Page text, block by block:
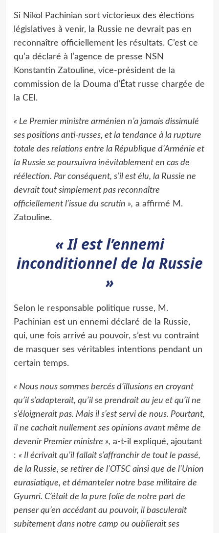
Si Nikol Pachinian sort victorieux des élections
législatives à venir, la Russie ne devrait pas en
reconnaître officiellement les résultats. C’est ce
qu’a déclaré à l’agence de presse NSN
Konstantin Zatouline, vice-président de la
commission de la Douma d’État russe chargée de
la CEI.
« Le Premier ministre arménien n’a jamais dissimulé
ses positions anti-russes, et la tendance à la rupture
totale des relations entre la République d’Arménie et
la Russie se poursuivra inévitablement en cas de
réélection. Par conséquent, s’il est élu, la Russie ne
devrait tout simplement pas reconnaître
officiellement l’issue du scrutin », a affirmé M.
Zatouline.
« Il est l’ennemi
inconditionnel de la Russie
»
Selon le responsable politique russe, M.
Pachinian est un ennemi déclaré de la Russie,
qui, une fois arrivé au pouvoir, s’est vu contraint
de masquer ses véritables intentions pendant un
certain temps.
« Nous nous sommes bercés d’illusions en croyant
qu’il s’adapterait, qu’il se prendrait au jeu et qu’il ne
s’éloignerait pas. Mais il s’est servi de nous. Pourtant,
il ne cachait nullement ses opinions avant même de
devenir Premier ministre », a-t-il expliqué, ajoutant
: « Il écrivait qu’il fallait s’affranchir de tout le passé,
de la Russie, se retirer de l’OTSC ainsi que de l’Union
eurasiatique, et démanteler notre base militaire de
Gyumri. C’était de la pure folie de notre part de
penser qu’en accédant au pouvoir, il basculerait
subitement dans notre camp ou oublierait ses